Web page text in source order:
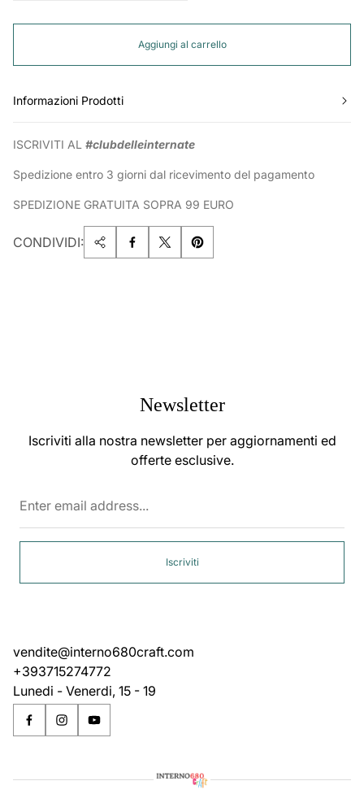
Aggiungi al carrello
Informazioni Prodotti
ISCRIVITI AL #clubdelleinternate
Spedizione entro 3 giorni dal ricevimento del pagamento
SPEDIZIONE GRATUITA SOPRA 99 EURO
CONDIVIDI:
Newsletter
Iscriviti alla nostra newsletter per aggiornamenti ed
offerte esclusive.
Iscriviti
vendite@interno680craft.com
+393715274772
Lunedi - Venerdi, 15 - 19